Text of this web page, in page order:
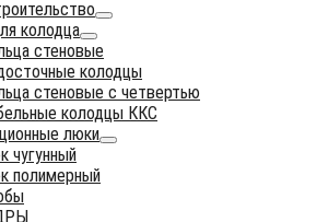
колодца
стеновые
колодцы
стеновые с четвертью
колодцы ККС
люки
чугунный
полимерный